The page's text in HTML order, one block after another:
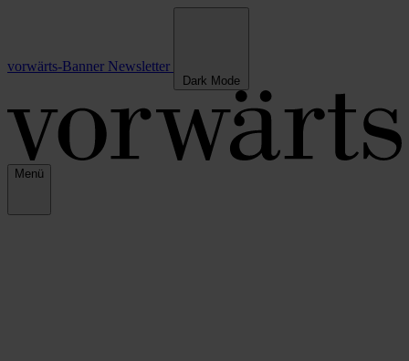
vorwärts-Banner Newsletter
Dark Mode
Menü